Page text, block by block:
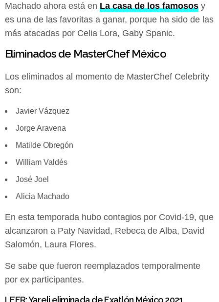
Machado ahora está en La casa de los famosos y
es una de las favoritas a ganar, porque ha sido de las
más atacadas por Celia Lora, Gaby Spanic.
Eliminados de MasterChef México
Los eliminados al momento de MasterChef Celebrity
son:
Javier Vázquez
Jorge Aravena
Matilde Obregón
William Valdés
José Joel
Alicia Machado
En esta temporada hubo contagios por Covid-19, que
alcanzaron a Paty Navidad, Rebeca de Alba, David
Salomón, Laura Flores.
Se sabe que fueron reemplazados temporalmente
por ex participantes.
LEER:Yareli eliminada de Exatlón México 2021